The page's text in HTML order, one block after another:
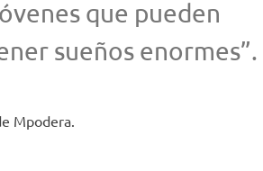
que pueden
sueños enormes”.
Mpodera.